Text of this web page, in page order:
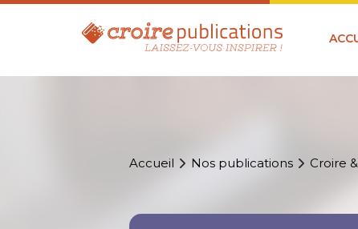
Accueil Nos publications Croire